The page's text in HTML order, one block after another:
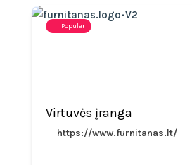
Popular
Virtuvės įranga
https://www.furnitanas.lt/